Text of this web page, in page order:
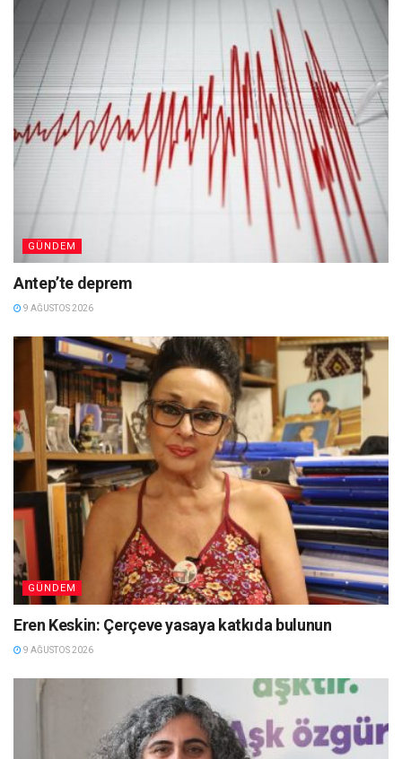
GÜNDEM
Antep’te deprem
9 AĞUSTOS 2026
GÜNDEM
Eren Keskin: Çerçeve yasaya katkıda bulunun
9 AĞUSTOS 2026